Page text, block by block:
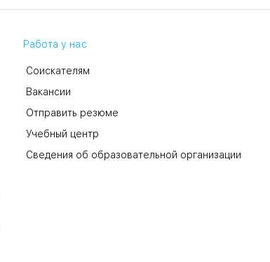
Работа у нас
Соискателям
Вакансии
Отправить резюме
Учебный центр
Сведения об образовательной организации